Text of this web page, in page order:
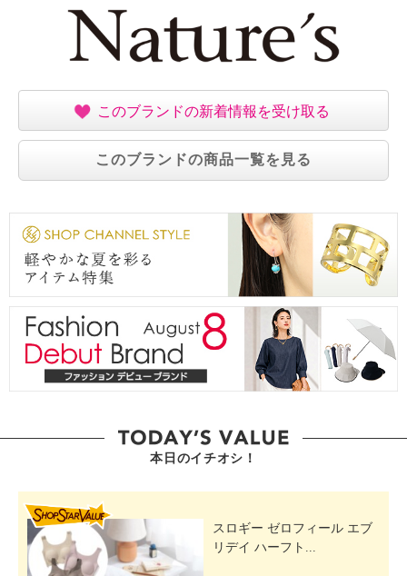
このブランドの新着情報を受け取る
このブランドの商品一覧を見る
本日のイチオシ！
スロギー ゼロフィール エブ
リデイ ハーフト...